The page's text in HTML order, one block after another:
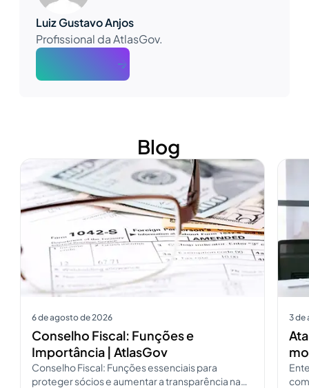
Luiz Gustavo Anjos
Profissional da AtlasGov.
Blog
6 de agosto de 2026
Conselho Fiscal: Funções e
Importância | AtlasGov
Conselho Fiscal: Funções essenciais para
proteger sócios e aumentar a transparência na
3 de